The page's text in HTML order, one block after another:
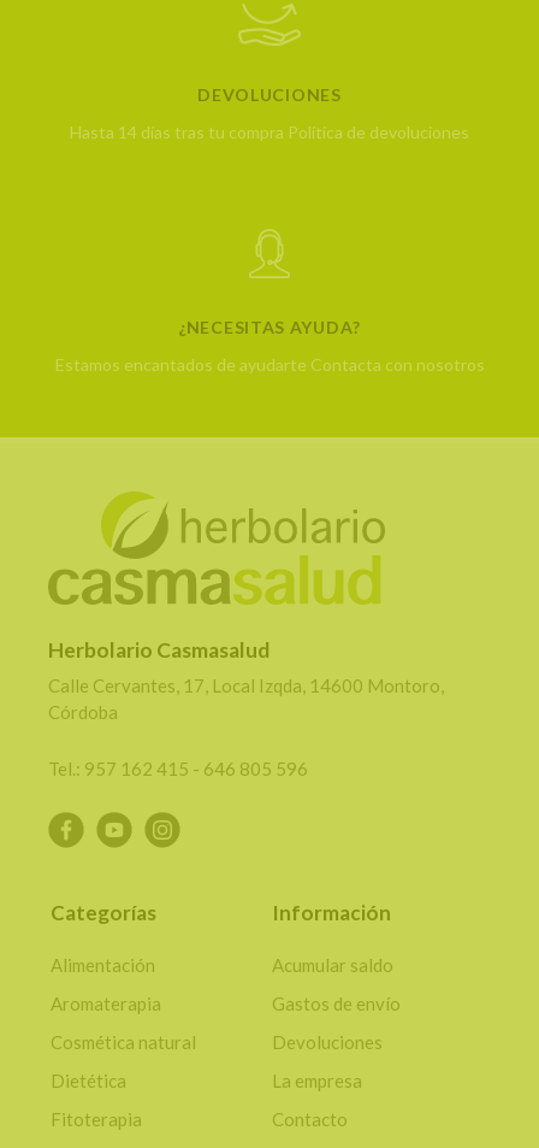
DEVOLUCIONES
Hasta 14 días tras tu compra Política de devoluciones
¿NECESITAS AYUDA?
Estamos encantados de ayudarte Contacta con nosotros
Herbolario Casmasalud
Calle Cervantes, 17, Local Izqda, 14600 Montoro,
Córdoba
Tel.: 957 162 415 - 646 805 596
Categorías
Alimentación
Aromaterapia
Cosmética natural
Dietética
Fitoterapia
Información
Acumular saldo
Gastos de envío
Devoluciones
La empresa
Contacto